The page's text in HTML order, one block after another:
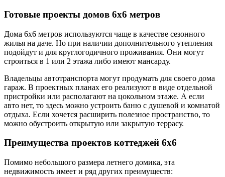
Готовые проекты домов 6х6 метров
Дома 6х6 метров используются чаще в качестве сезонного
жилья на даче. Но при наличии дополнительного утепления
подойдут и для круглогодичного проживания. Они могут
строиться в 1 или 2 этажа либо имеют мансарду.
Владельцы автотранспорта могут продумать для своего дома
гараж. В проектных планах его реализуют в виде отдельной
пристройки или располагают на цокольном этаже. А если
авто нет, то здесь можно устроить баню с душевой и комнатой
отдыха. Если хочется расширить полезное пространство, то
можно обустроить открытую или закрытую террасу.
Преимущества проектов коттеджей 6х6
Помимо небольшого размера летнего домика, эта
недвижимость имеет и ряд других преимуществ: